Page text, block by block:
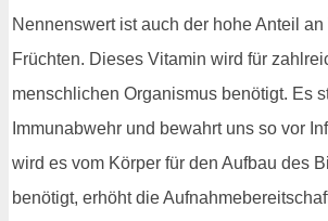
Nennenswert ist auch der hohe Anteil
Früchten. Dieses Vitamin wird für
menschlichen Organismus benötigt. Es
Immunabwehr und bewahrt uns so vor
wird es vom Körper für den Aufbau des
benötigt, erhöht die